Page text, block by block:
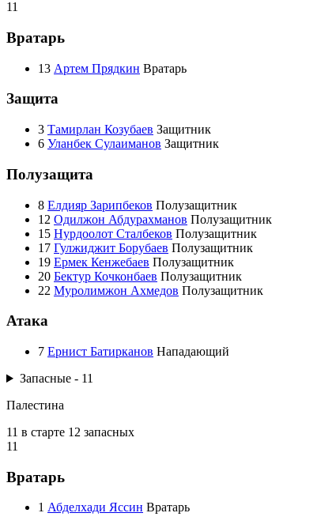
11
Вратарь
13 Артем Прядкин Вратарь
Защита
3 Тамирлан Козубаев Защитник
6 Уланбек Сулаиманов Защитник
Полузащита
8 Елдияр Зарипбеков Полузащитник
12 Одилжон Абдурахманов Полузащитник
15 Нурдоолот Сталбеков Полузащитник
17 Гулжиджит Борубаев Полузащитник
19 Ермек Кенжебаев Полузащитник
20 Бектур Кочконбаев Полузащитник
22 Муролимжон Ахмедов Полузащитник
Атака
7 Ернист Батирканов Нападающий
Запасные - 11
Палестина
11 в старте 12 запасных
11
Вратарь
1 Абделхади Яссин Вратарь